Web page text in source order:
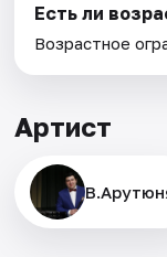
Есть ли
Возрастное
Артист